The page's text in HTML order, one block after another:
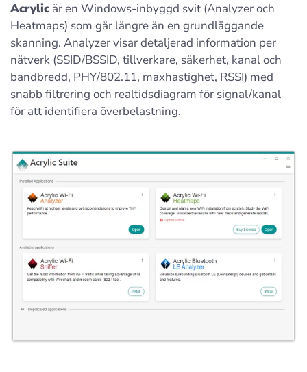
Acrylic är en Windows-inbyggd svit (Analyzer och
Heatmaps) som går längre än en grundläggande
skanning. Analyzer visar detaljerad information per
nätverk (SSID/BSSID, tillverkare, säkerhet, kanal och
bandbredd, PHY/802.11, maxhastighet, RSSI) med
snabb filtrering och realtidsdiagram för signal/kanal
för att identifiera överbelastning.